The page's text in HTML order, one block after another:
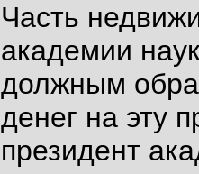
Часть
академии
должным
денег на эту
президент